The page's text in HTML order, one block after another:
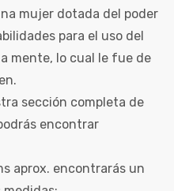
mujer dotada del poder
para el uso del
mente, lo cual le fue de
.
sección completa de
encontrar
aprox. encontrarás un